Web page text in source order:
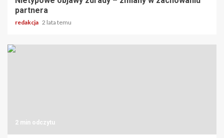
partnera
redakcja 2 lata temu
2 min odczytu